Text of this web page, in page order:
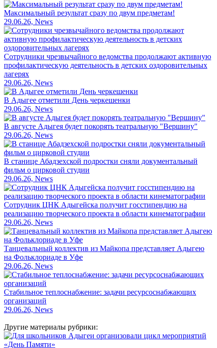
Максимальный результат сразу по двум предметам!
29.06.26, News
Сотрудники чрезвычайного ведомства продолжают активную
профилактическую деятельность в детских оздоровительных
лагерях
29.06.26, News
В Адыгее отметили День черкешенки
29.06.26, News
В августе Адыгея будет покорять театральную "Вершину"
29.06.26, News
В станице Абадзехской подростки сняли документальный
фильм о цирковой студии
29.06.26, News
Сотрудник ЦНК Адыгейска получит госстипендию на
реализацию творческого проекта в области кинематографии
29.06.26, News
Танцевальный коллектив из Майкопа представляет Адыгею
на Фольклориаде в Уфе
29.06.26, News
Стабильное теплоснабжение: задачи ресурсоснабжающих
организаций
29.06.26, News
Другие материалы рубрики: